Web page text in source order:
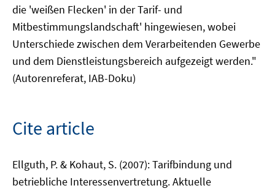
die 'weißen Flecken' in der Tarif- und
Mitbestimmungslandschaft' hingewiesen, wobei
Unterschiede zwischen dem Verarbeitenden Gewerbe
und dem Dienstleistungsbereich aufgezeigt werden."
(Autorenreferat, IAB-Doku)
Cite article
Ellguth, P. & Kohaut, S. (2007): Tarifbindung und
betriebliche Interessenvertretung. Aktuelle